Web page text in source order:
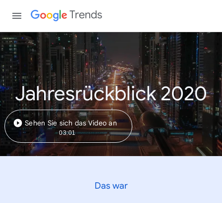
Trends
Jahresrückblick 2020
Sehen Sie sich das Video an
03:01
Das war